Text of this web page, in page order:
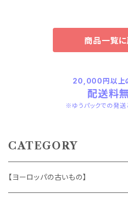
商品一覧に
20,000円以上
配送料
※ゆうパックでの発
CATEGORY
【ヨーロッパの古いもの】